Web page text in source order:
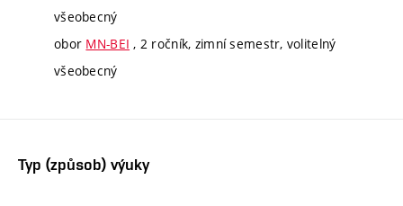
všeobecný
obor MN-BEI , 2 ročník, zimní semestr, volitelný
všeobecný
Typ (způsob) výuky